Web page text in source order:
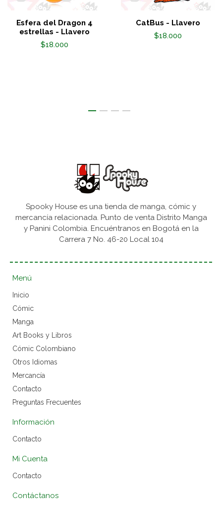
Esfera del Dragon 4
estrellas - Llavero
$18.000
CatBus - Llavero
$18.000
Spooky House es una tienda de manga, cómic y
mercancía relacionada. Punto de venta Distrito Manga
y Panini Colombia. Encuéntranos en Bogotá en la
Carrera 7 No. 46-20 Local 104
Menú
Inicio
Cómic
Manga
Art Books y Libros
Cómic Colombiano
Otros Idiomas
Mercancía
Contacto
Preguntas Frecuentes
Información
Contacto
Mi Cuenta
Contacto
Contáctanos